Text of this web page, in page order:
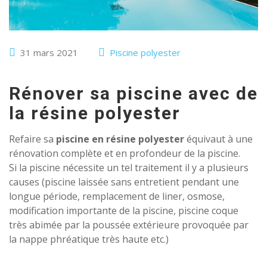
31 mars 2021 Piscine polyester
Rénover sa piscine avec de
la résine polyester
Refaire sa piscine en résine polyesteréquivaut à une
rénovation complète et en profondeur de la piscine.
Si la piscine nécessite un tel traitement il y a plusieurs
causes (piscine laissée sans entretient pendant une
longue période, remplacement de liner, osmose,
modification importante de la piscine, piscine coque
très abimée par la poussée extérieure provoquée par
la nappe phréatique très haute etc.)